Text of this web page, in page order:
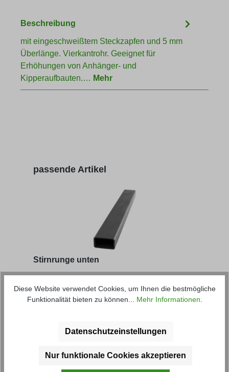
Beschreibung
mit eingeschweißtem Steckzapfen und 5 mm
Überlänge. Vierkantrohr. Geeignet für
Erhöhungen von Anhänger- und
Kipperaufbauten.… Mehr
Produktgalerie überspringen
passende Artikel
Stirnrunge unten
Artikel-Nr.: 40200M
angesehen
Diese Website verwendet Cookies, um Ihnen die bestmögliche
Funktionalität bieten zu können... Mehr Informationen
Datenschutzeinstellungen
Nur funktionale Cookies akzeptieren